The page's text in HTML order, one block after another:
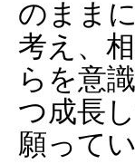
のまま
考え、
らを意
つ成長
願って